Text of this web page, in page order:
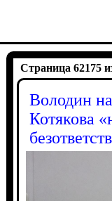
Страница 62175
Володин
Котякова